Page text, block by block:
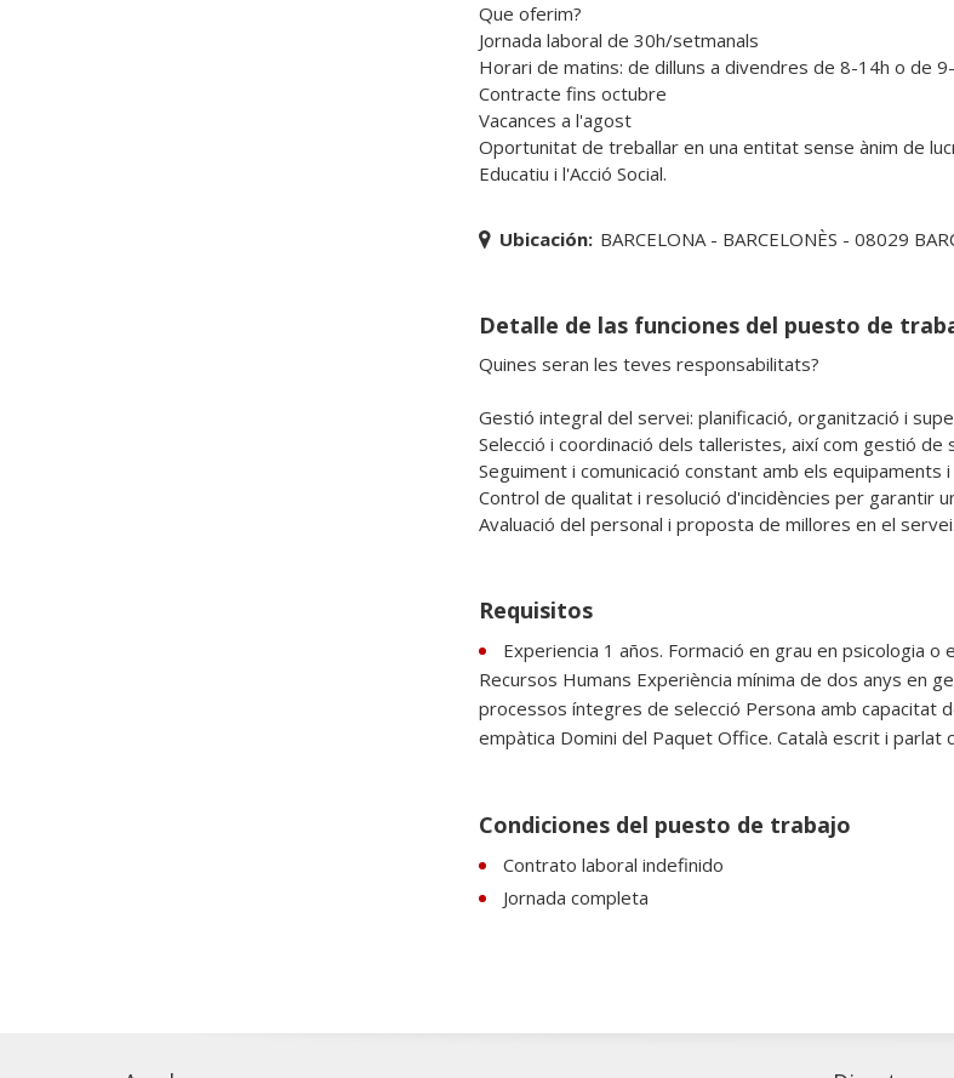
Que oferim?
Jornada laboral de 30h/setmanals
Horari de matins: de dilluns a divendres de 8-14h o de
Contracte fins octubre
Vacances a l'agost
Oportunitat de treballar en una entitat sense ànim de
Educatiu i l'Acció Social.
Ubicación: BARCELONA - BARCELONÈS - 08029
Detalle de las funciones del puesto de
Quines seran les teves responsabilitats?
Gestió integral del servei: planificació, organització i
Selecció i coordinació dels talleristes, així com gestió de
Seguiment i comunicació constant amb els equipaments
Control de qualitat i resolució d'incidències per garantir
Requisitos
Experiencia 1 años. Formació en grau en psicologia
Recursos Humans Experiència mínima de dos anys en
processos íntegres de selecció Persona amb capacitat
empàtica Domini del Paquet Office. Català escrit i
Condiciones del puesto de trabajo
Contrato laboral indefinido
Jornada completa